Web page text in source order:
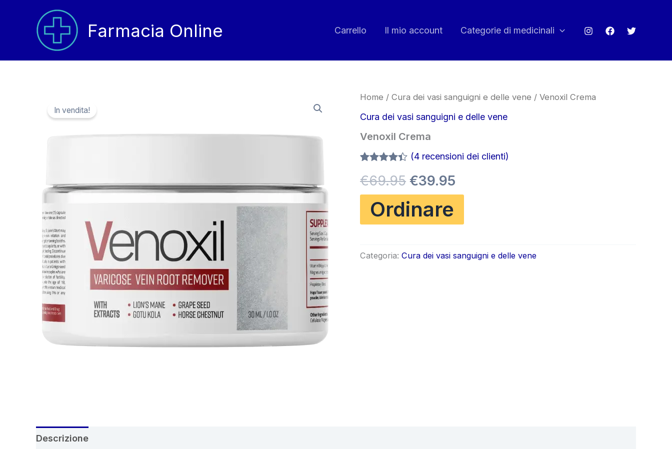
contenuto
Farmacia Online Carrello Il mio account Categorie di medicinali
In vendita!
Home / Cura dei vasi sanguigni e delle vene / Venoxil Crema
Cura dei vasi sanguigni e delle vene
Venoxil Crema
4.33su 5
su base
di
recensioni
(4 recensioni dei clienti)
€69.95 Il
prezzo
originale
€39.95
attuale
Ordinare
Categoria: Cura dei vasi sanguigni e delle vene
Descrizione